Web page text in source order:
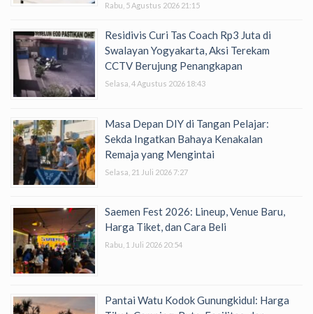
Rabu, 5 Agustus 2026 21:15
Residivis Curi Tas Coach Rp3 Juta di
Swalayan Yogyakarta, Aksi Terekam
CCTV Berujung Penangkapan
Selasa, 4 Agustus 2026 18:43
Masa Depan DIY di Tangan Pelajar:
Sekda Ingatkan Bahaya Kenakalan
Remaja yang Mengintai
Selasa, 21 Juli 2026 7:27
Saemen Fest 2026: Lineup, Venue Baru,
Harga Tiket, dan Cara Beli
Rabu, 1 Juli 2026 20:54
Pantai Watu Kodok Gunungkidul: Harga